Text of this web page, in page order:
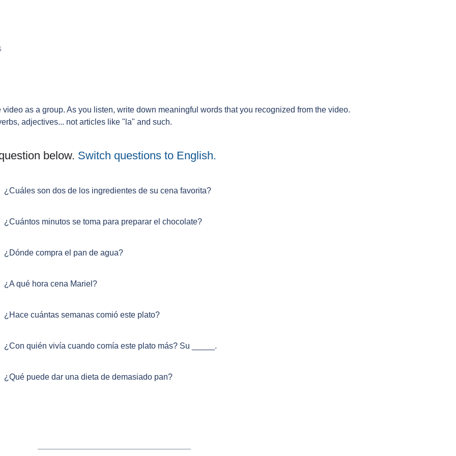
as a group. As you listen, write down meaningful words that you recognized from the video.
adjectives... not articles like "la" and such.
below. Switch questions to English.
¿Cuáles son dos de los ingredientes de su cena favorita?
¿Cuántos minutos se toma para preparar el chocolate?
¿Dónde compra el pan de agua?
¿A qué hora cena Mariel?
¿Hace cuántas semanas comió este plato?
¿Con quién vivía cuando comía este plato más? Su _____.
¿Qué puede dar una dieta de demasiado pan?